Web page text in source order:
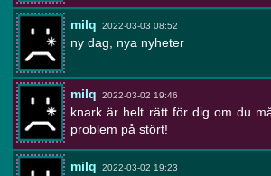
milq 2022-03-03 08:52
ny dag, nya nyheter
milq 2022-03-02 19:46
knark är helt rätt för dig om du
problem på stört!
milq 2022-03-02 19:23